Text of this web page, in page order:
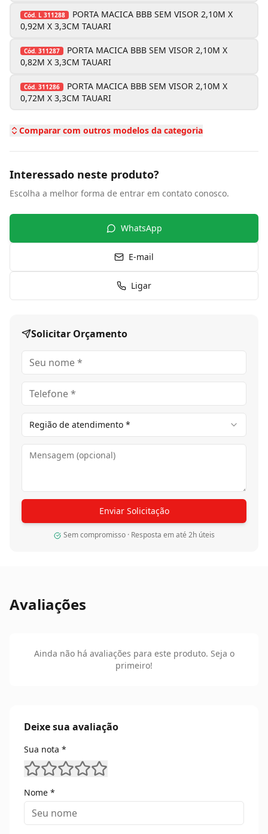
Cód. L 311288
PORTA MACICA BBB SEM VISOR 2,10M X
0,92M X 3,3CM TAUARI
Cód. 311287
PORTA MACICA BBB SEM VISOR 2,10M X
0,82M X 3,3CM TAUARI
Cód. 311286
PORTA MACICA BBB SEM VISOR 2,10M X
0,72M X 3,3CM TAUARI
Comparar com outros modelos da categoria
Interessado neste produto?
Escolha a melhor forma de entrar em contato conosco.
WhatsApp
E-mail
Ligar
Solicitar Orçamento
Região de atendimento *
Enviar Solicitação
Sem compromisso · Resposta em até 2h úteis
Avaliações
Ainda não há avaliações para este produto. Seja o
primeiro!
Deixe sua avaliação
Sua nota *
Nome *